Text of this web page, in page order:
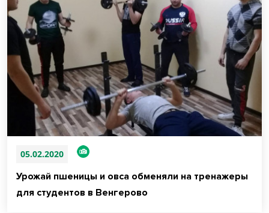
05.02.2020
Урожай пшеницы и овса обменяли на тренажеры
для студентов в Венгерово